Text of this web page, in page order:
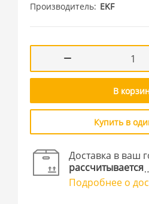
Производитель EKF
В
Купить в
Доставка в ваш
рассчитывается
Подробнее о